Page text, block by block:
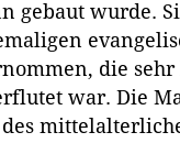
gebaut wurde.
die
war. Die